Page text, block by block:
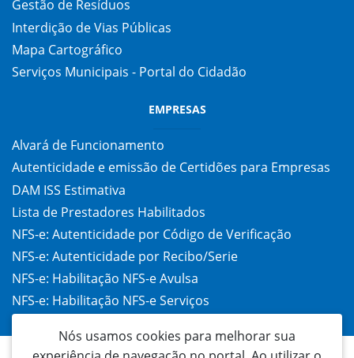
Gestão de Resíduos
Interdição de Vias Públicas
Mapa Cartográfico
Serviços Municipais - Portal do Cidadão
EMPRESAS
Alvará de Funcionamento
Autenticidade e emissão de Certidões para Empresas
DAM ISS Estimativa
Lista de Prestadores Habilitados
NFS-e: Autenticidade por Código de Verificação
NFS-e: Autenticidade por Recibo/Serie
NFS-e: Habilitação NFS-e Avulsa
NFS-e: Habilitação NFS-e Serviços
Nós usamos cookies para melhorar sua